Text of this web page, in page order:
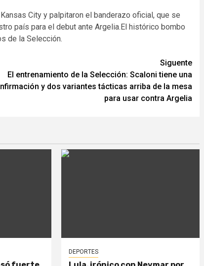
City y palpitaron el banderazo oficial, que se
país para el debut ante Argelia.El histórico bombo
de la Selección.
Siguente
El entrenamiento de la Selección: Scaloni tiene una
y dos variantes tácticas arriba de la mesa
para usar contra Argelia
DEPORTES